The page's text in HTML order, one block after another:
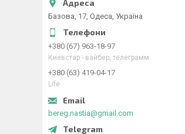
Базова, 17, Одеса, Україна
+380 (67) 963-18-97
Киевстар - вайбер, телеграмм
+380 (63) 419-04-17
Life
bereg.nastia@gmail.com